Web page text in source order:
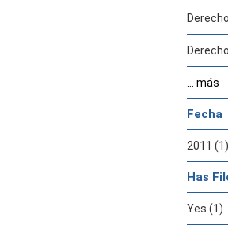
... más
Fecha
2011 (1)
Has
Yes (1)